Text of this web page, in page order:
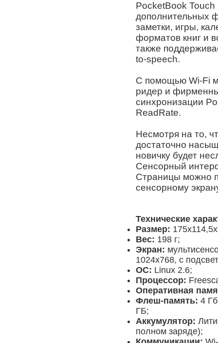
PocketBook
дополнительных
заметки, игры,
форматов книг и
также
to-speech.
С помощью Wi-Fi
ридер и
синхронизации
ReadRate.
Несмотря на то,
достаточно
новичку будет
Сенсорный
Страницы можно
сенсорному
Технические
Размер:
Вес: 198 г;
Экран:
1024x768, с
ОС: Linux 2.6;
Процессор:
Оперативная
Флеш-память: 4
ГБ;
Аккумулятор:
полном заряде);